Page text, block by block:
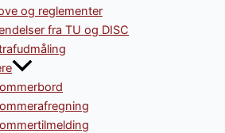
og reglementer
fra TU og DISC